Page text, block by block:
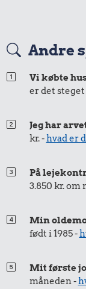
Andre
Vi købte
er det
Jeg har
kr. -hvad er
På
3.850 kr. om
Min
født i 1985 -
Mit første
måneden -